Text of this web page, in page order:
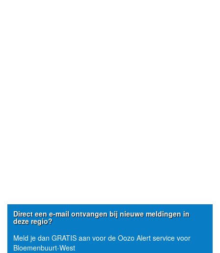
Direct een e-mail ontvangen bij nieuwe meldingen in
deze regio?
Meld je dan GRATIS aan voor de Oozo Alert service voor
Bloemenbuurt-West